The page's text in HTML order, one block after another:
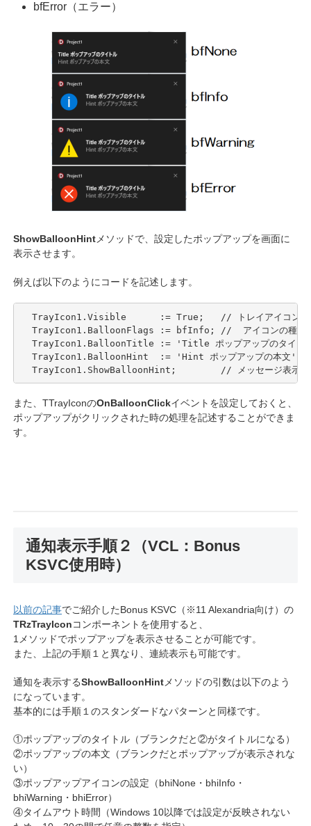
bfError（エラー）
ShowBalloonHint メソッドで、設定したポップアップを画面に
表示させます。
例えば以下のようにコードを記述します。
TrayIcon1.Visible      := True;   // トレイアイコン表
  TrayIcon1.BalloonFlags := bfInfo; //  アイコンの種類
TrayIcon1.BalloonTitle := 'Title ポップアップのタイト
TrayIcon1.BalloonHint  := 'Hint ポップアップの本文';
  TrayIcon1.ShowBalloonHint;        // メッセージ表示
また、TTrayIconのOnBalloonClickイベントを設定しておくと、
ポップアップがクリックされた時の処理を記述することができま
す。
通知表示手順２（VCL：Bonus
KSVC使用時）
以前の記事でご紹介したBonus KSVC（※11 Alexandria向け）の
TRzTrayIconコンポーネントを使用すると、
1メソッドでポップアップを表示させることが可能です。
また、上記の手順１と異なり、連続表示も可能です。
通知を表示するShowBalloonHint メソッドの引数は以下のよう
になっています。
基本的には手順１のスタンダードなパターンと同様です。
①ポップアップのタイトル（ブランクだと②がタイトルになる）
②ポップアップの本文（ブランクだとポップアップが表示されな
い）
③ポップアップアイコンの設定（bhiNone・bhiInfo・
bhiWarning・bhiError）
④タイムアウト時間（Windows 10以降では設定が反映されない